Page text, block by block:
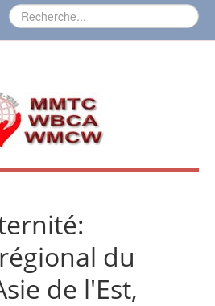
du
de l'Est,